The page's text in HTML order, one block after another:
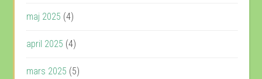
maj 2025 (4)
april 2025 (4)
mars 2025 (5)